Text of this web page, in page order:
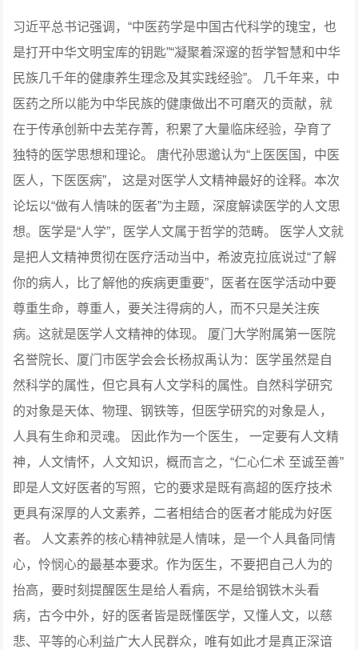
习近平总书记强调，“中医药学是中国古代科学的瑰宝，也
是打开中华文明宝库的钥匙”“凝聚着深邃的哲学智慧和中华
民族几千年的健康养生理念及其实践经验”。
几千年来，中
医药之所以能为中华民族的健康做出不可磨灭的贡献，就
在于传承创新中去芜存菁，积累了大量临床经验，孕育了
独特的医学思想和理论。
唐代孙思邈认为“上医医国，中医
医人，下医医病”， 这是对医学人文精神最好的诠释。本次
论坛以“做有人情味的医者”为主题，深度解读医学的人文思
想。医学是“人学”，医学人文属于哲学的范畴。
医学人文就
是把人文精神贯彻在医疗活动当中，希波克拉底说过“了解
你的病人，比了解他的疾病更重要”，医者在医学活动中要
尊重生命，尊重人，要关注得病的人，而不只是关注疾
病。这就是医学人文精神的体现。
厦门大学附属第一医院
名誉院长、厦门市医学会会长杨叔禹认为：医学虽然是自
然科学的属性，但它具有人文学科的属性。自然科学研究
的对象是天体、物理、钢铁等，但医学研究的对象是人，
人具有生命和灵魂。
因此作为一个医生， 一定要有人文精
神，人文情怀，人文知识，概而言之，“仁心仁术 至诚至善”
即是人文好医者的写照，它的要求是既有高超的医疗技术
更具有深厚的人文素养，二者相结合的医者才能成为好医
者。
人文素养的核心精神就是人情味，是一个人具备同情
心，怜悯心的最基本要求。作为医生，不要把自己人为的
抬高，要时刻提醒医生是给人看病，不是给钢铁木头看
病，古今中外，好的医者皆是既懂医学，又懂人文，以慈
悲、平等的心利益广大人民群众，唯有如此才是真正深谙